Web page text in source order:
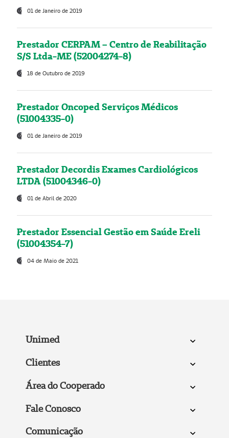
01 de Janeiro de 2019
Prestador CERPAM – Centro de Reabilitação
S/S Ltda-ME (52004274-8)
18 de Outubro de 2019
Prestador Oncoped Serviços Médicos
(51004335-0)
01 de Janeiro de 2019
Prestador Decordis Exames Cardiológicos
LTDA (51004346-0)
01 de Abril de 2020
Prestador Essencial Gestão em Saúde Ereli
(51004354-7)
04 de Maio de 2021
Unimed
Clientes
Área do Cooperado
Fale Conosco
Comunicação